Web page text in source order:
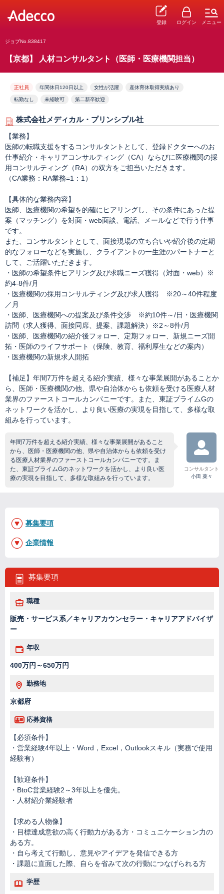
登録 ログイン メニュー
ジョブNo.838417
【京都】 人材コンサルタント（医師・医療機関担当）
正社員 年間休日120日以上 女性が活躍 産休育休取得実績あり
転勤なし 未経験可 第二新卒歓迎
株式会社メディカル・プリンシプル社
【業務】
医師の転職支援をするコンサルタントとして、登録ドクターへのお
仕事紹介・キャリアコンサルティング（CA）ならびに医療機関の採
用コンサルティング（RA）の双方をご担当いただきます。
（CA業務：RA業務=1：1）
【具体的な業務内容】
医師、医療機関の希望を的確にヒアリングし、その条件にあった提
案（マッチング）を対面・web面談、電話、メールなどで行う仕事
です。
また、コンサルタントとして、面接現場の立ち合いや紹介後の定期
的なフォローなどを実施し、クライアントの一生涯のパートナーと
して、ご活躍いただきます。
・医師の希望条件ヒアリング及び求職ニーズ獲得（対面・web）※
約4-8件/月
・医療機関の採用コンサルティング及び求人獲得 ※20～40件程度
／月
・医師、医療機関への提案及び条件交渉 ※約10件～/日・医療機関
訪問（求人獲得、面接同席、提案、課題解決）※2～8件/月
・医師、医療機関の紹介後フォロー、定期フォロー、新規ニーズ開
拓・医師のライフサポート（保険、教育、福利厚生などの案内）
・医療機関の新規求人開拓
【補足】年間7万件を超える紹介実績、様々な事業展開があることか
ら、医師・医療機関の他、県や自治体からも依頼を受ける医療人材
業界のファーストコールカンパニーです。また、東証プライムGの
ネットワークを活かし、より良い医療の実現を目指して、多様な取
組みを行っています。
年間7万件を超える紹介実績、様々な事業展開があること
から、医師・医療機関の他、県や自治体からも依頼を受け
る医療人材業界のファーストコールカンパニーです。ま
た、東証プライムGのネットワークを活かし、より良い医
療の実現を目指して、多様な取組みを行っています。
コンサルタント
小田 菜々
募集要項
職種
販売・サービス系／キャリアカウンセラー・キャリアアドバイザ
ー
年収
400万円～650万円
勤務地
京都府
応募資格
【必須条件】
・営業経験4年以上・Word，Excel，Outlookスキル（実務で使用
経験有）
【歓迎条件】
・BtoC営業経験2～3年以上を優先。
・人材紹介業経験者
【求める人物像】
・目標達成意欲の高く行動力がある方・コミュニケーション力の
ある方。
・自ら考えて行動し、意見やアイデアを発信できる方
・課題に直面した際、自らを省みて次の行動につなげられる方
学歴
募集要項
企業情報